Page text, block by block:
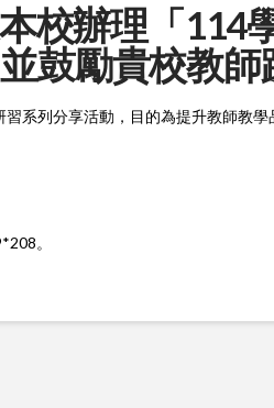
校辦理「114
鼓勵貴校教師
系列分享活動，目的為提升教師教學
。